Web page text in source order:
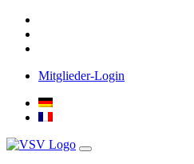
Mitglieder-Login